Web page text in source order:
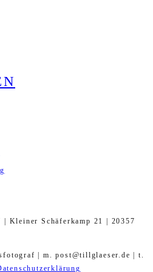
Kleiner Schäferkamp 21 | 20357
| m. post@tillglaeser.de | t.